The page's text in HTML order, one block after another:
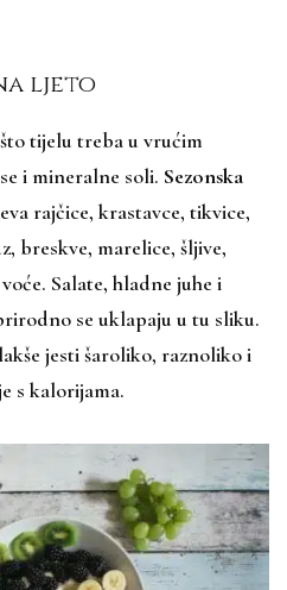
ljeto
tijelu treba u vrućim
i mineralne soli. Sezonska
rajčice, krastavce, tikvice,
breskve, marelice, šljive,
Salate, hladne juhe i
se uklapaju u tu sliku.
jesti šaroliko, raznoliko i
s kalorijama.